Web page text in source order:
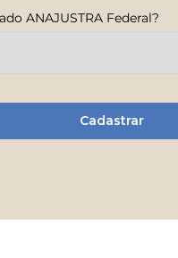
ANAJUSTRA Federal?
Cadastrar